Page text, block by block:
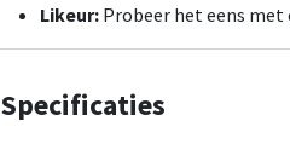
Likeur: Probeer het eens
Specificaties